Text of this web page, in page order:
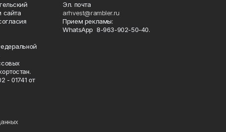
сайта
- 01741 от
Эл. почта
arhvest@rambler.ru
Прием рекламы:
WhatsApp 8-963-902-50-40.